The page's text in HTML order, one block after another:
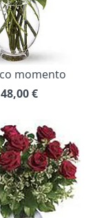
momento
48,00€